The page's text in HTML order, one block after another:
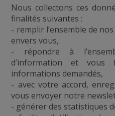
Nous collectons ces
finalités suivantes :
- remplir l’ensemble de
envers vous,
- répondre à
d’information et
informations demandés,
- avec votre accord,
vous envoyer notre
- générer des statistiques